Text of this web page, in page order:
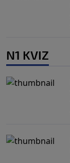
N1 KVIZ